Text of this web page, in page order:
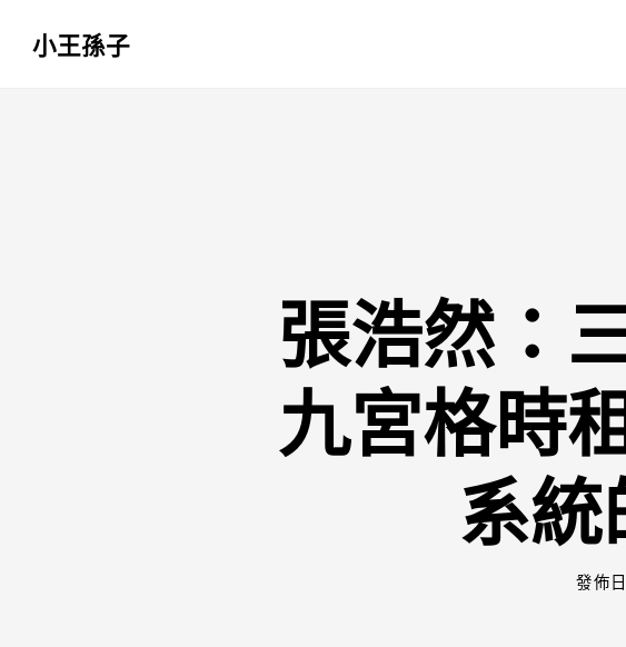
小王孫子
張浩然：
九宮格時
系
發佈